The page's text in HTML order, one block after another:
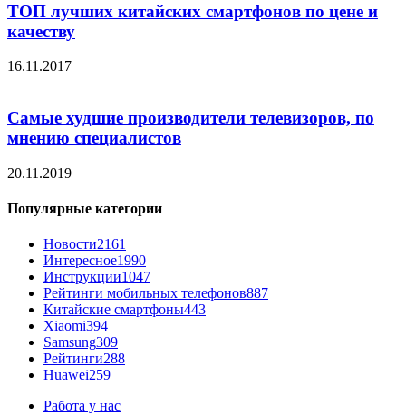
ТОП лучших китайских смартфонов по цене и
качеству
16.11.2017
Самые худшие производители телевизоров, по
мнению специалистов
20.11.2019
Популярные категории
Новости2161
Интересное1990
Инструкции1047
Рейтинги мобильных телефонов887
Китайские смартфоны443
Xiaomi394
Samsung309
Рейтинги288
Huawei259
Работа у нас